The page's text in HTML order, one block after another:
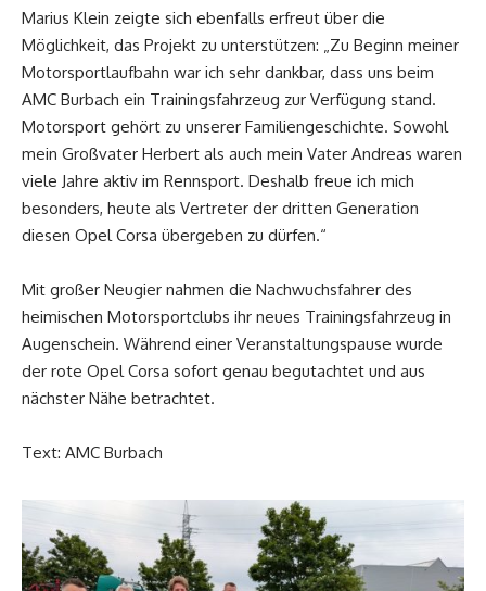
Marius Klein zeigte sich ebenfalls erfreut über die
Möglichkeit, das Projekt zu unterstützen: „Zu Beginn meiner
Motorsportlaufbahn war ich sehr dankbar, dass uns beim
AMC Burbach ein Trainingsfahrzeug zur Verfügung stand.
Motorsport gehört zu unserer Familiengeschichte. Sowohl
mein Großvater Herbert als auch mein Vater Andreas waren
viele Jahre aktiv im Rennsport. Deshalb freue ich mich
besonders, heute als Vertreter der dritten Generation
diesen Opel Corsa übergeben zu dürfen.“
Mit großer Neugier nahmen die Nachwuchsfahrer des
heimischen Motorsportclubs ihr neues Trainingsfahrzeug in
Augenschein. Während einer Veranstaltungspause wurde
der rote Opel Corsa sofort genau begutachtet und aus
nächster Nähe betrachtet.
Text: AMC Burbach